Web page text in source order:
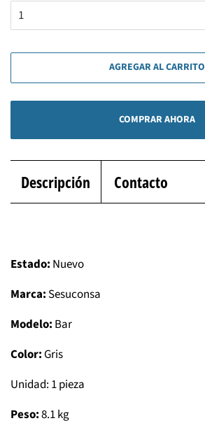
AGREGAR AL CARRITO
COMPRAR AHORA
Descripción Contacto
Estado: Nuevo
Marca: Sesuconsa
Modelo: Bar
Color: Gris
Unidad: 1 pieza
Peso:8.1 kg